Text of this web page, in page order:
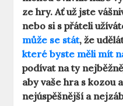
ze hry. Ať už jste
nebo si s přáteli
může se stát, že
které byste měli mít
podívat na ty
aby vaše hra s kozou
nejúspěšnější a